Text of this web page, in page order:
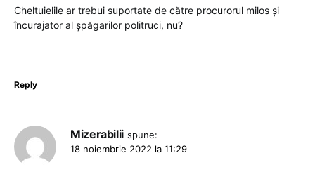
Cheltuielile ar trebui suportate de către procurorul milos și
încurajator al șpăgarilor politruci, nu?
Reply
Mizerabilii spune:
18 noiembrie 2022 la 11:29